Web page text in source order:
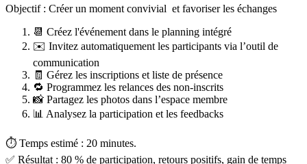
Objectif : Créer un moment convivial et favoriser les échanges
📆 Créez l'événement dans le planning intégré
✉️ Invitez automatiquement les participants via l’outil de
communication
🧾 Gérez les inscriptions et liste de présence
🔁 Programmez les relances des non-inscrits
📸 Partagez les photos dans l’espace membre
📊 Analysez la participation et les feedbacks
⏱ Temps estimé : 20 minutes.
✅ Résultat : 80 % de participation, retours positifs, gain de temps